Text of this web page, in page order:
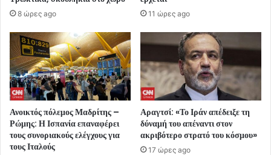
8 ώρες ago 11 ώρες ago
Ανοικτός πόλεμος Μαδρίτης –
Ρώμης: Η Ισπανία επαναφέρει
τους συνοριακούς ελέγχους για
τους Ιταλούς
Αραγτσί: «Το Ιράν απέδειξε τη
δύναμή του απέναντι στον
ακριβότερο στρατό του κόσμου»
17 ώρες ago